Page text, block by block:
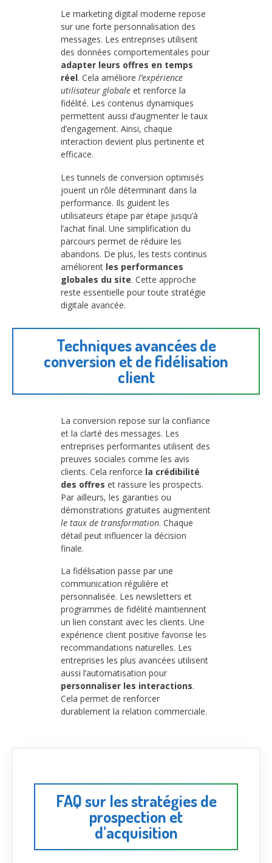
Le marketing digital moderne repose
sur une forte personnalisation des
messages. Les entreprises utilisent
des données comportementales pour
adapter leurs offres en temps
réel. Cela améliore l’expérience
utilisateur globale et renforce la
fidélité. Les contenus dynamiques
permettent aussi d’augmenter le taux
d’engagement. Ainsi, chaque
interaction devient plus pertinente et
efficace.
Les tunnels de conversion optimisés
jouent un rôle déterminant dans la
performance. Ils guident les
utilisateurs étape par étape jusqu’à
l’achat final. Une simplification du
parcours permet de réduire les
abandons. De plus, les tests continus
améliorent les performances
globales du site. Cette approche
reste essentielle pour toute stratégie
digitale avancée.
Techniques avancées de
conversion et de fidélisation
client
La conversion repose sur la confiance
et la clarté des messages. Les
entreprises performantes utilisent des
preuves sociales comme les avis
clients. Cela renforce la crédibilité
des offres et rassure les prospects.
Par ailleurs, les garanties ou
démonstrations gratuites augmentent
le taux de transformation. Chaque
détail peut influencer la décision
finale.
La fidélisation passe par une
communication régulière et
personnalisée. Les newsletters et
programmes de fidélité maintiennent
un lien constant avec les clients. Une
expérience client positive favorise les
recommandations naturelles. Les
entreprises les plus avancées utilisent
aussi l’automatisation pour
personnaliser les interactions.
Cela permet de renforcer
durablement la relation commerciale.
FAQ sur les stratégies de
prospection et
d’acquisition